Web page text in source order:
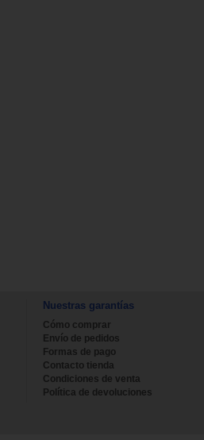
Nuestras garantías
Cómo comprar
Envío de pedidos
Formas de pago
Contacto tienda
Condiciones de venta
Política de devoluciones